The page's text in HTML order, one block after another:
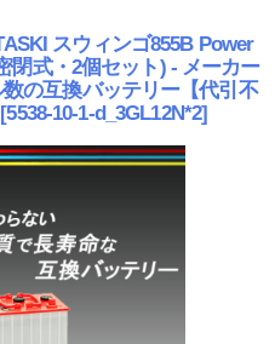
スウィンゴ855B Power
閉式・2個セット) - メーカー
の互換バッテリー【代引不
[5538-10-1-d_3GL12N*2]